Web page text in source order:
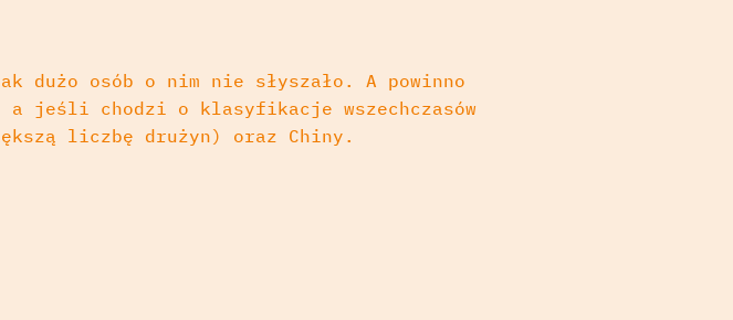
dużo osób o nim nie słyszało. A powinno
a jeśli chodzi o klasyfikacje wszechczasów
liczbę drużyn) oraz Chiny.